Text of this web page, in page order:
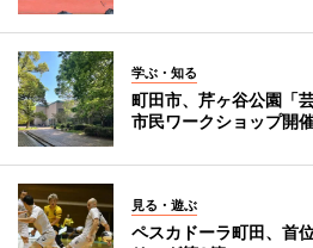
学ぶ・知る
町田市、芹ヶ谷公園「
市民ワークショップ開
見る・遊ぶ
ペスカドーラ町田、首